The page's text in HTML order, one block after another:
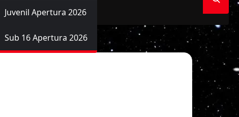
Juvenil Apertura 2026
Sub 16 Apertura 2026